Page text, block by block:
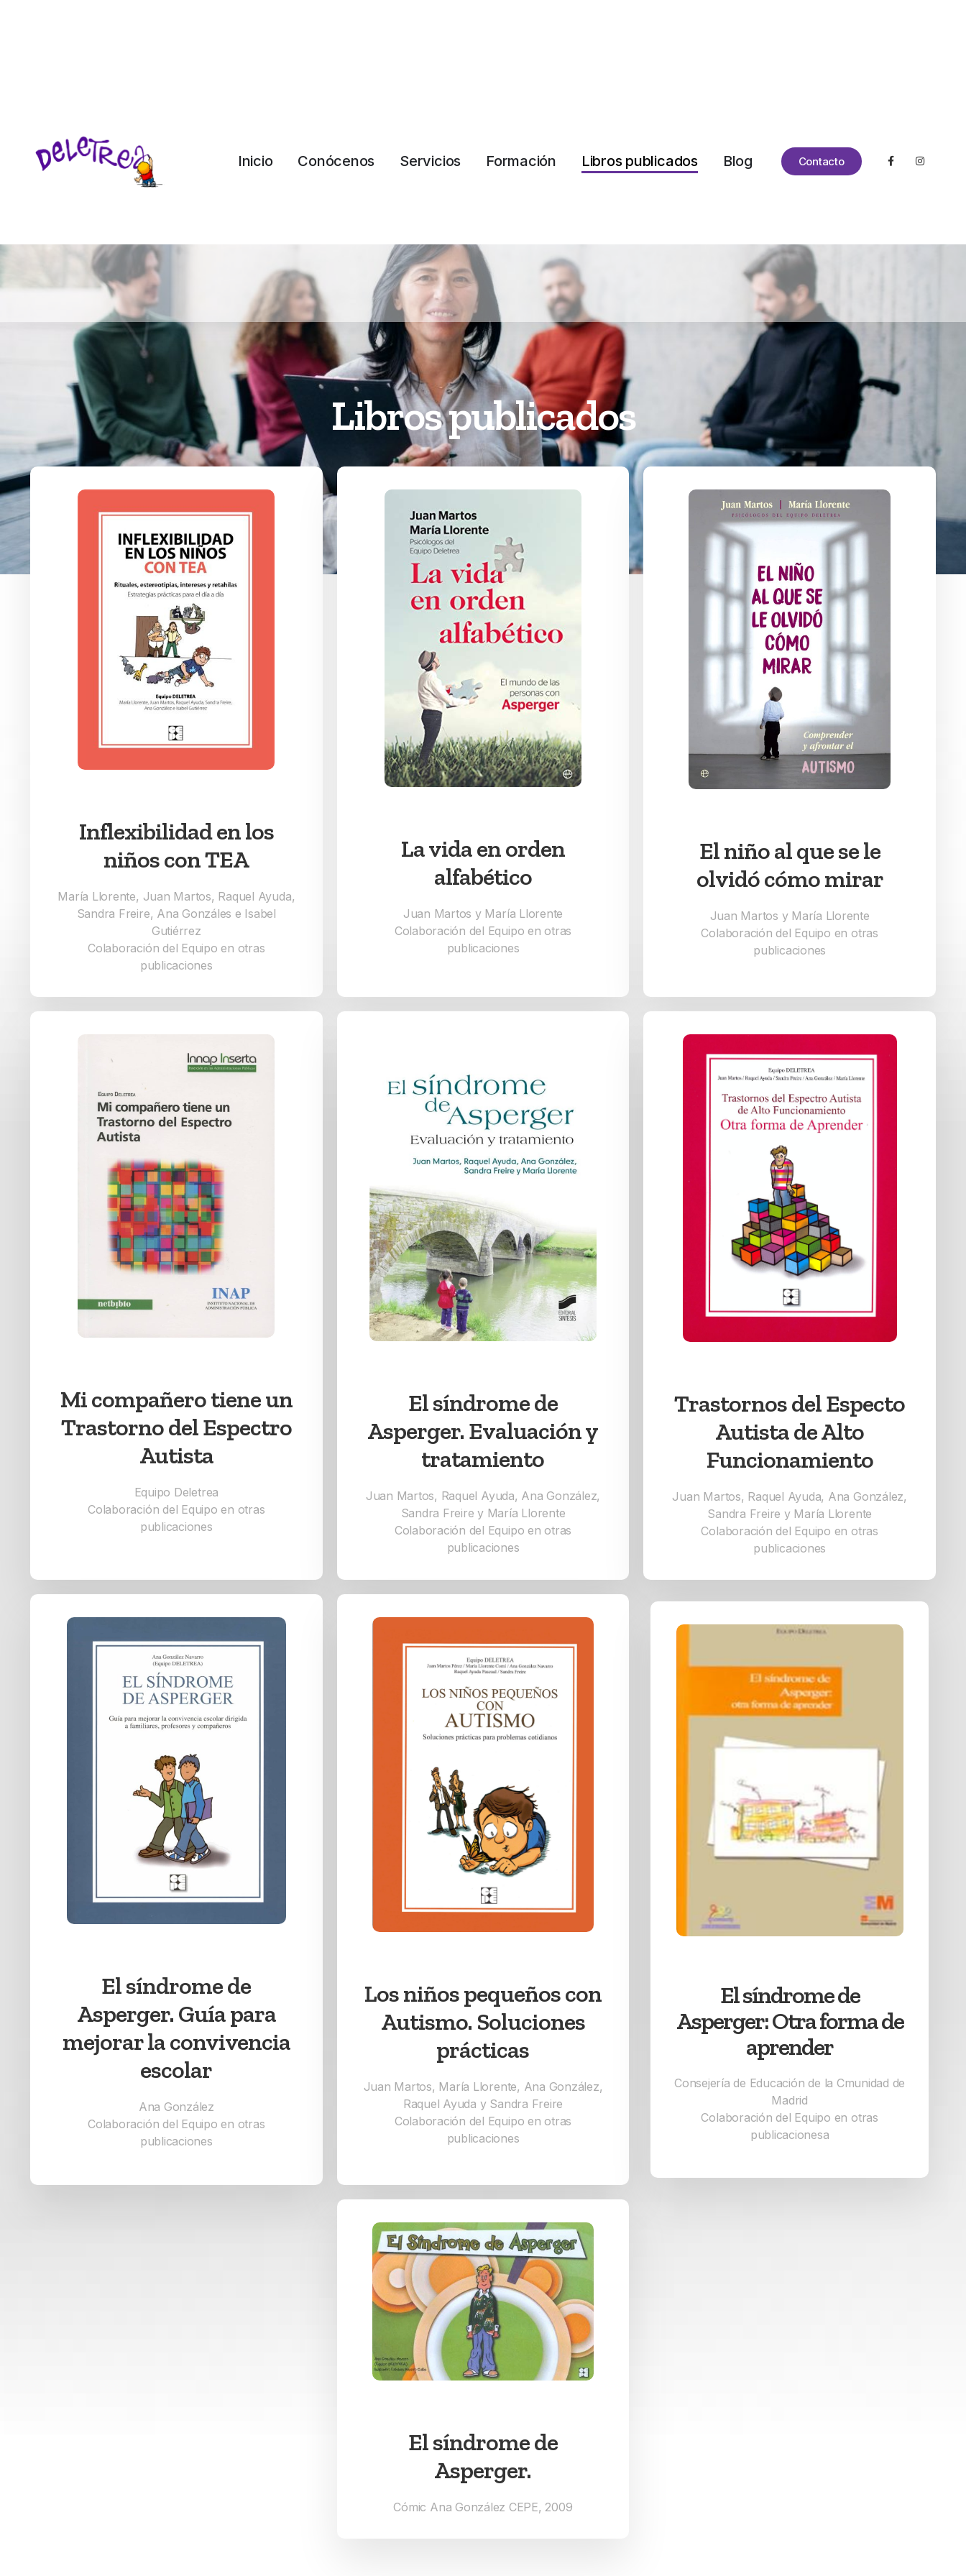
Inicio Conócenos Servicios Formación Libros publicados Blog Contacto
Libros publicados
Inflexibilidad en los
niños con TEA
María Llorente, Juan Martos, Raquel Ayuda,
Sandra Freire, Ana Gonzáles e Isabel
Gutiérrez
Colaboración del Equipo en otras
publicaciones
La vida en orden
alfabético
Juan Martos y María Llorente
Colaboración del Equipo en otras
publicaciones
El niño al que se le
olvidó cómo mirar
Juan Martos y María Llorente
Colaboración del Equipo en otras
publicaciones
Mi compañero tiene un
Trastorno del Espectro
Autista
Equipo Deletrea
Colaboración del Equipo en otras
publicaciones
El síndrome de
Asperger. Evaluación y
tratamiento
Juan Martos, Raquel Ayuda, Ana González,
Sandra Freire y María Llorente
Colaboración del Equipo en otras
publicaciones
Trastornos del Especto
Autista de Alto
Funcionamiento
Juan Martos, Raquel Ayuda, Ana González,
Sandra Freire y María Llorente
Colaboración del Equipo en otras
publicaciones
El síndrome de
Asperger. Guía para
mejorar la convivencia
escolar
Ana González
Colaboración del Equipo en otras
publicaciones
Los niños pequeños con
Autismo. Soluciones
prácticas
Juan Martos, María Llorente, Ana González,
Raquel Ayuda y Sandra Freire
Colaboración del Equipo en otras
publicaciones
El síndrome de
Asperger: Otra forma de
aprender
Consejería de Educación de la Cmunidad de
Madrid
Colaboración del Equipo en otras
publicacionesa
El síndrome de
Asperger.
Cómic Ana González CEPE, 2009